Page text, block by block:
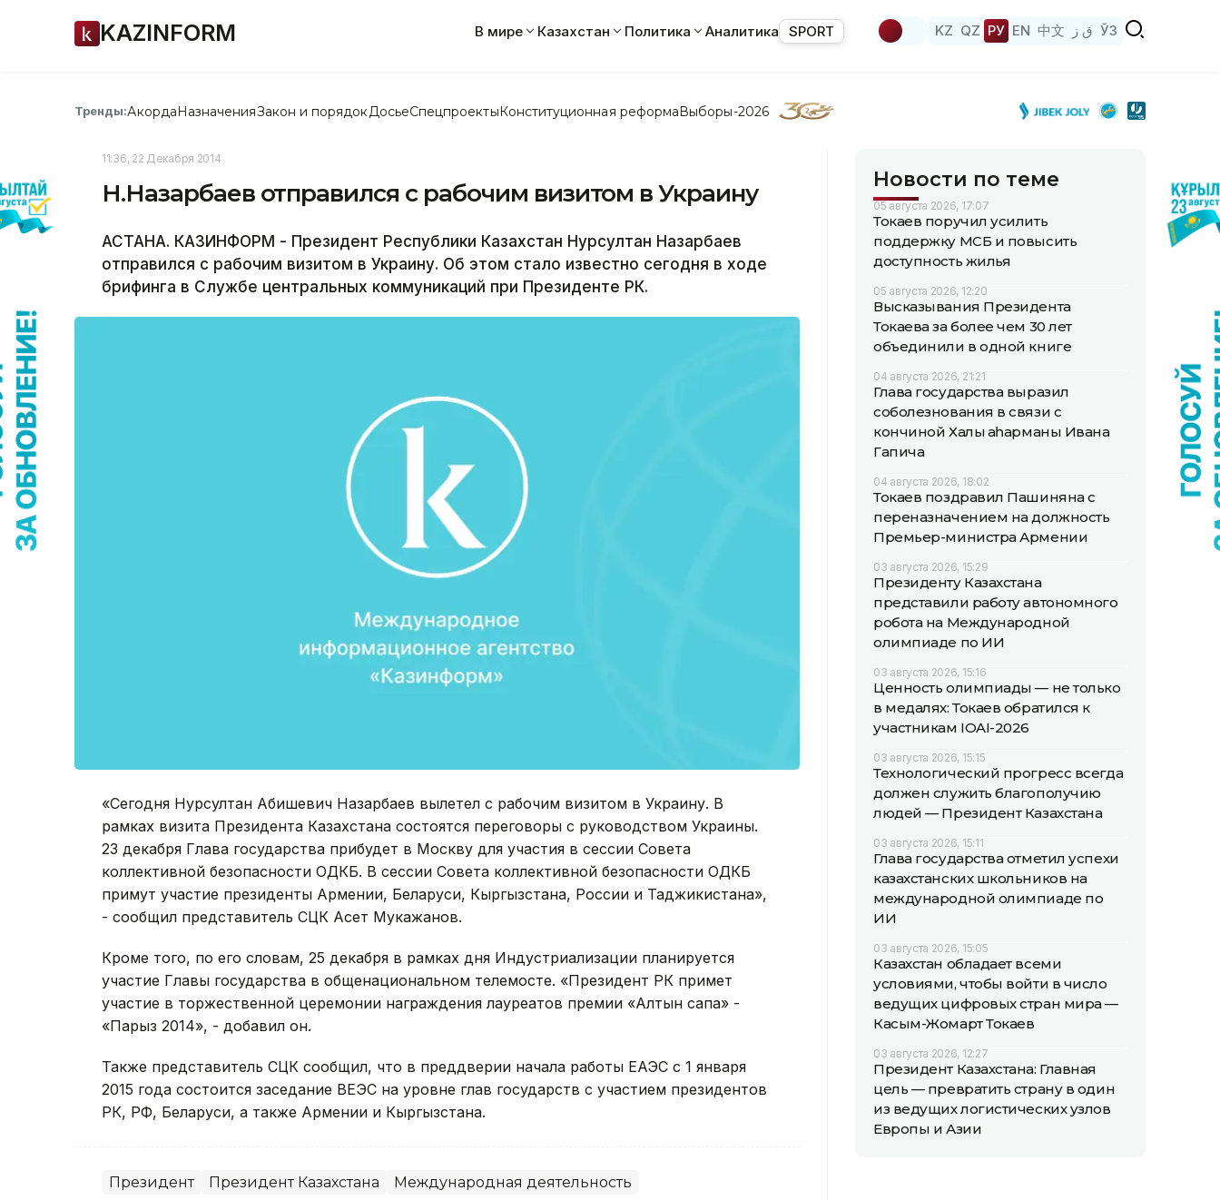
KAZINFORM В мире Казахстан Политика Аналитика SPORT KZ QZ РУ EN 中文 ق ز ЎЗ
Тренды:АкордаНазначенияЗакон и порядок ДосьеСпецпроектыКонституционная реформаВыборы-2026
11:36, 22 Декабря 2014
Н.Назарбаев отправился с рабочим визитом в Украину
АСТАНА. КАЗИНФОРМ - Президент Республики Казахстан Нурсултан Назарбаев
отправился с рабочим визитом в Украину. Об этом стало известно сегодня в ходе
брифинга в Службе центральных коммуникаций при Президенте РК.
«Сегодня Нурсултан Абишевич Назарбаев вылетел с рабочим визитом в Украину. В
рамках визита Президента Казахстана состоятся переговоры с руководством Украины.
23 декабря Глава государства прибудет в Москву для участия в сессии Совета
коллективной безопасности ОДКБ. В сессии Совета коллективной безопасности ОДКБ
примут участие президенты Армении, Беларуси, Кыргызстана, России и Таджикистана»,
- сообщил представитель СЦК Асет Мукажанов.
Кроме того, по его словам, 25 декабря в рамках дня Индустриализации планируется
участие Главы государства в общенациональном телемосте. «Президент РК примет
участие в торжественной церемонии награждения лауреатов премии «Алтын сапа» -
«Парыз 2014», - добавил он.
Также представитель СЦК сообщил, что в преддверии начала работы ЕАЭС с 1 января
2015 года состоится заседание ВЕЭС на уровне глав государств с участием президентов
РК, РФ, Беларуси, а также Армении и Кыргызстана.
Президент Президент Казахстана Международная деятельность
Новости по теме
05 августа 2026, 17:07
Токаев поручил усилить
поддержку МСБ и повысить
доступность жилья
05 августа 2026, 12:20
Высказывания Президента
Токаева за более чем 30 лет
объединили в одной книге
04 августа 2026, 21:21
Глава государства выразил
соболезнования в связи с
кончиной Халық қаһарманы Ивана
Гапича
04 августа 2026, 18:02
Токаев поздравил Пашиняна с
переназначением на должность
Премьер-министра Армении
03 августа 2026, 15:29
Президенту Казахстана
представили работу автономного
робота на Международной
олимпиаде по ИИ
03 августа 2026, 15:16
Ценность олимпиады — не только
в медалях: Токаев обратился к
участникам IOAI-2026
03 августа 2026, 15:15
Технологический прогресс всегда
должен служить благополучию
людей — Президент Казахстана
03 августа 2026, 15:11
Глава государства отметил успехи
казахстанских школьников на
международной олимпиаде по
ИИ
03 августа 2026, 15:05
Казахстан обладает всеми
условиями, чтобы войти в число
ведущих цифровых стран мира —
Касым-Жомарт Токаев
03 августа 2026, 12:27
Президент Казахстана: Главная
цель — превратить страну в один
из ведущих логистических узлов
Европы и Азии